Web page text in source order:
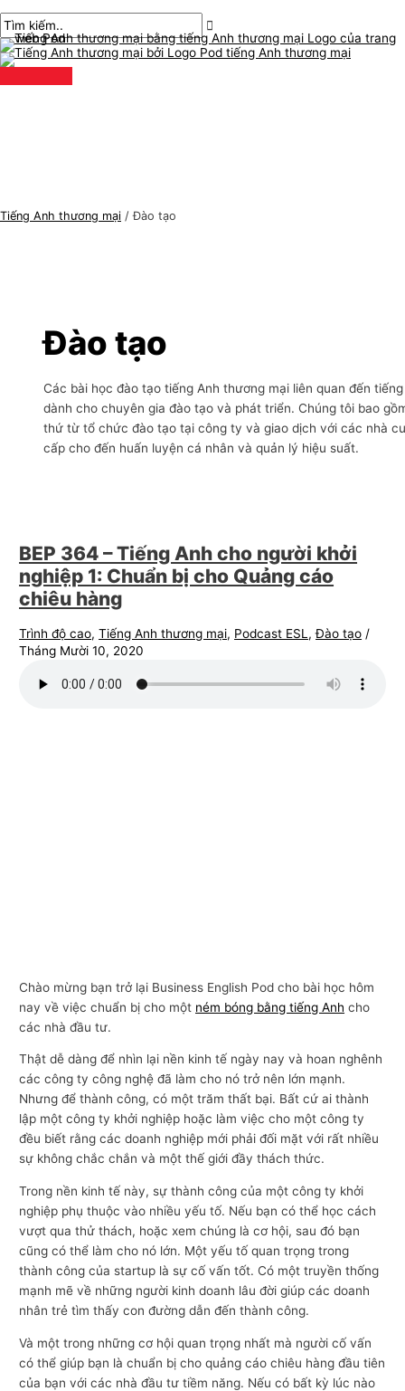
đến
nội
dung
đơn
chính
Tiếng Anh thương mại /Đào tạo
Đào tạo
Các bài học đào tạo tiếng Anh thương mại liên quan đến
dành cho chuyên gia đào tạo và phát triển. Chúng tôi bao
thứ từ tổ chức đào tạo tại công ty và giao dịch với các nhà
cấp cho đến huấn luyện cá nhân và quản lý hiệu suất.
BEP 364 – Tiếng Anh cho người khởi
nghiệp 1: Chuẩn bị cho Quảng cáo
chiêu hàng
Trình độ cao,Tiếng Anh thương mại, Podcast ESL,Đào tạo /
Tháng Mười 10, 2020
Chào mừng bạn trở lại Business English Pod cho bài học hôm
nay về việc chuẩn bị cho một ném bóng bằng tiếng Anh cho
các nhà đầu tư.
Thật dễ dàng để nhìn lại nền kinh tế ngày nay và hoan nghênh
các công ty công nghệ đã làm cho nó trở nên lớn mạnh.
Nhưng để thành công, có một trăm thất bại. Bất cứ ai thành
lập một công ty khởi nghiệp hoặc làm việc cho một công ty
đều biết rằng các doanh nghiệp mới phải đối mặt với rất nhiều
sự không chắc chắn và một thế giới đầy thách thức.
Trong nền kinh tế này, sự thành công của một công ty khởi
nghiệp phụ thuộc vào nhiều yếu tố. Nếu bạn có thể học cách
vượt qua thử thách, hoặc xem chúng là cơ hội, sau đó bạn
cũng có thể làm cho nó lớn. Một yếu tố quan trọng trong
thành công của startup là sự cố vấn tốt. Có một truyền thống
mạnh mẽ về những người kinh doanh lâu đời giúp các doanh
nhân trẻ tìm thấy con đường dẫn đến thành công.
Và một trong những cơ hội quan trọng nhất mà người cố vấn
có thể giúp bạn là chuẩn bị cho quảng cáo chiêu hàng đầu tiên
của bạn với các nhà đầu tư tiềm năng. Nếu có bất kỳ lúc nào
phân
trang
C
h
ủ
đ
T
ì
m
k